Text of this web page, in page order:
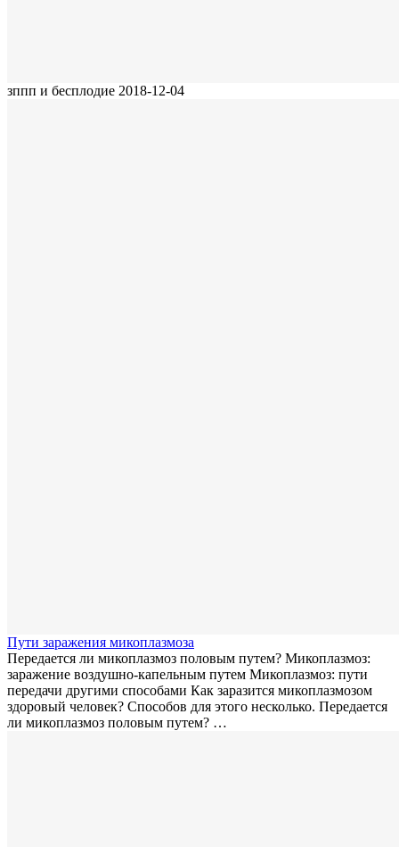
зппп и бесплодие 2018-12-04
Пути заражения микоплазмозa
Передается ли микоплазмоз половым путем? Микоплазмоз:
заражение воздушно-капельным путем Микоплазмоз: пути
передачи другими способами Как заразится микоплазмозом
здоровый человек? Способов для этого несколько. Передается
ли микоплазмоз половым путем? …